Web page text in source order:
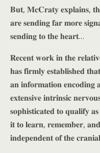
𝐁𝐮𝐭, 𝐌𝐜𝐂𝐫𝐚𝐭𝐲 𝐞𝐱𝐩𝐥𝐚𝐢𝐧𝐬,
𝐚𝐫𝐞 𝐬𝐞𝐧𝐝𝐢𝐧𝐠 𝐟𝐚𝐫 𝐦𝐨𝐫𝐞
𝐬𝐞𝐧𝐝𝐢𝐧𝐠 𝐭𝐨 𝐭𝐡𝐞 𝐡𝐞𝐚𝐫𝐭…
𝐑𝐞𝐜𝐞𝐧𝐭 𝐰𝐨𝐫𝐤 𝐢𝐧 𝐭𝐡𝐞
𝐡𝐚𝐬 𝐟𝐢𝐫𝐦𝐥𝐲 𝐞𝐬𝐭𝐚𝐛𝐥𝐢𝐬𝐡𝐞𝐝
𝐚𝐧 𝐢𝐧𝐟𝐨𝐫𝐦𝐚𝐭𝐢𝐨𝐧 𝐞𝐧𝐜𝐨𝐝𝐢𝐧𝐠
𝐞𝐱𝐭𝐞𝐧𝐬𝐢𝐯𝐞 𝐢𝐧𝐭𝐫𝐢𝐧𝐬𝐢𝐜
𝐬𝐨𝐩𝐡𝐢𝐬𝐭𝐢𝐜𝐚𝐭𝐞𝐝 𝐭𝐨 𝐪𝐮𝐚𝐥𝐢𝐟𝐲
𝐢𝐭 𝐭𝐨 𝐥𝐞𝐚𝐫𝐧, 𝐫𝐞𝐦𝐞𝐦𝐛𝐞𝐫,
𝐢𝐧𝐝𝐞𝐩𝐞𝐧𝐝𝐞𝐧𝐭 𝐨𝐟 𝐭𝐡𝐞